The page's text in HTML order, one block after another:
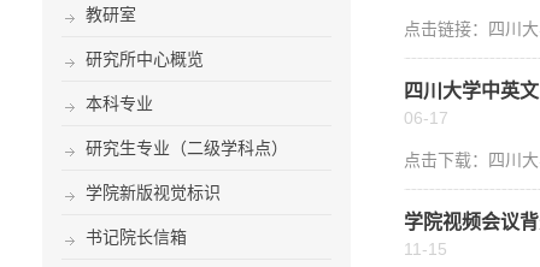
教研室
研究所中心概览
本科专业
研究生专业（二级学科点）
学院新版视觉标识
书记院长信箱
点击链接：四川
四川大学中英
06-17
点击下载：四川
学院视频会议
11-15